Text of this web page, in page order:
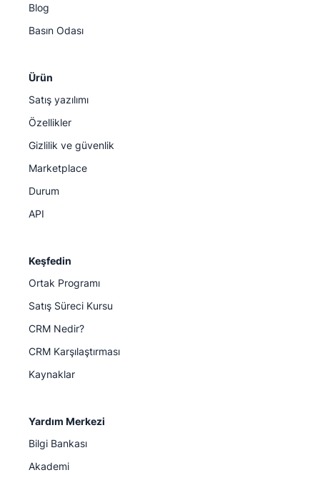
Blog
Basın Odası
Ürün
Satış yazılımı
Özellikler
Gizlilik ve güvenlik
Marketplace
Durum
API
Keşfedin
Ortak Programı
Satış Süreci Kursu
CRM Nedir?
CRM Karşılaştırması
Kaynaklar
Yardım Merkezi
Bilgi Bankası
Akademi